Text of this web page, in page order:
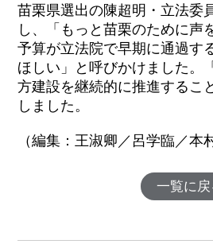
苗栗県選出の陳超明・立法委
し、「もっと苗栗のために声
予算が立法院で早期に通過す
ほしい」と呼びかけました。
方建設を継続的に推進するこ
しました。
（編集：王淑卿／呂学臨／本
一覧に戻